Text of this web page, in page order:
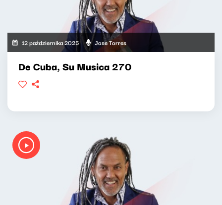
12 października 2025 Jose Torres
De Cuba, Su Musica 270